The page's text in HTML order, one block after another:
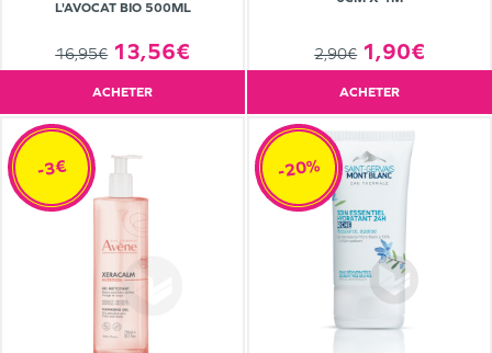
L'AVOCAT BIO 500ML
16,95€ 13,56€
ACHETER
2,90€ 1,90€
ACHETER
-3€ -20%